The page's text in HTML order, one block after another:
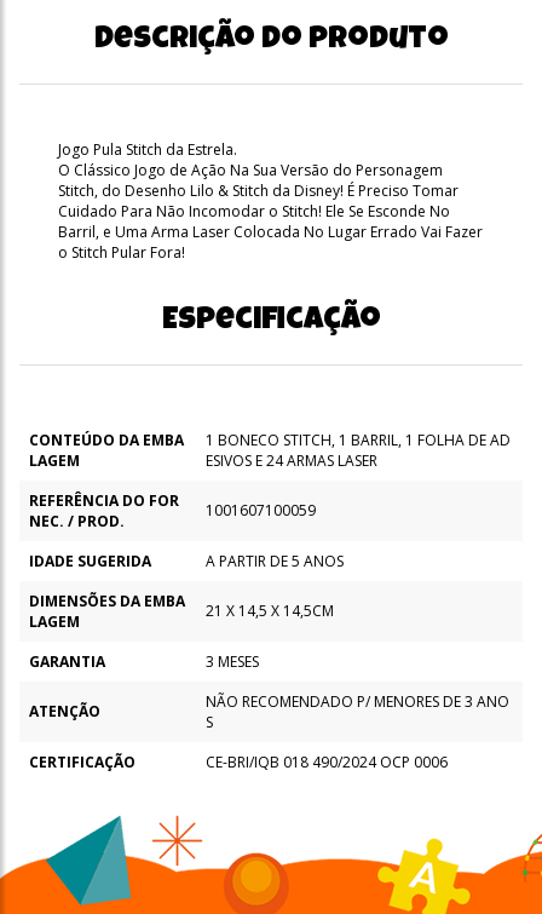
Descrição do produto
Jogo Pula Stitch da Estrela.
O Clássico Jogo de Ação Na Sua Versão do Personagem
Stitch, do Desenho Lilo & Stitch da Disney! É Preciso Tomar
Cuidado Para Não Incomodar o Stitch! Ele Se Esconde No
Barril, e Uma Arma Laser Colocada No Lugar Errado Vai Fazer
o Stitch Pular Fora!
Especificação
CONTEÚDO DA EMBA
LAGEM
1 BONECO STITCH, 1 BARRIL, 1 FOLHA DE AD
ESIVOS E 24 ARMAS LASER
REFERÊNCIA DO FOR
NEC. / PROD.
1001607100059
IDADE SUGERIDA
A PARTIR DE 5 ANOS
DIMENSÕES DA EMBA
LAGEM
21 X 14,5 X 14,5CM
GARANTIA 3 MESES
ATENÇÃO
NÃO RECOMENDADO P/ MENORES DE 3 ANO
S
CERTIFICAÇÃO
CE-BRI/IQB 018 490/2024 OCP 0006